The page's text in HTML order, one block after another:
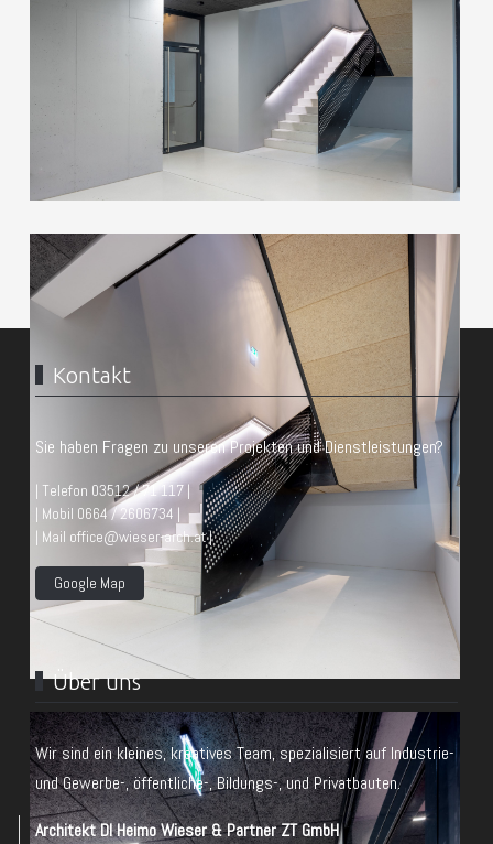
Kontakt
Sie haben Fragen zu unseren Projekten und Dienstleistungen?
| Telefon 03512 / 71 117 |
| Mobil 0664 / 2606734 |
| Mail office@wieser-arch.at |
Google Map
Über uns
Wir sind ein kleines, kreatives Team, spezialisiert auf Industrie-
und Gewerbe-, öffentliche-, Bildungs-, und Privatbauten.
Architekt DI Heimo Wieser & Partner ZT GmbH